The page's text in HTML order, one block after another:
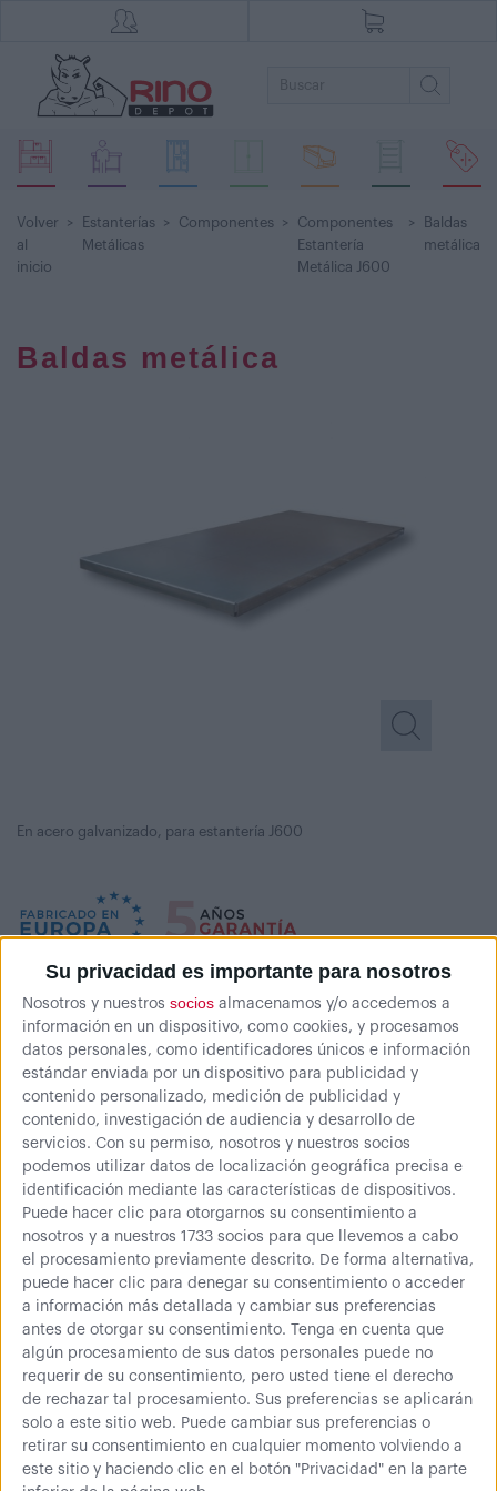
Su privacidad es importante para nosotros
Nosotros y nuestros socios almacenamos y/o accedemos a
información en un dispositivo, como cookies, y procesamos
datos personales, como identificadores únicos e información
estándar enviada por un dispositivo para publicidad y
contenido personalizado, medición de publicidad y
contenido, investigación de audiencia y desarrollo de
servicios. Con su permiso, nosotros y nuestros socios
podemos utilizar datos de localización geográfica precisa e
identificación mediante las características de dispositivos.
Puede hacer clic para otorgarnos su consentimiento a
nosotros y a nuestros 1733 socios para que llevemos a cabo
el procesamiento previamente descrito. De forma alternativa,
puede hacer clic para denegar su consentimiento o acceder
a información más detallada y cambiar sus preferencias
antes de otorgar su consentimiento. Tenga en cuenta que
algún procesamiento de sus datos personales puede no
requerir de su consentimiento, pero usted tiene el derecho
de rechazar tal procesamiento. Sus preferencias se aplicarán
solo a este sitio web. Puede cambiar sus preferencias o
retirar su consentimiento en cualquier momento volviendo a
este sitio y haciendo clic en el botón "Privacidad" en la parte
Volver
al
inicio
>
Estanterías
Metálicas
> Componentes >
Componentes
Estantería
Metálica J600
>
Baldas
metálica
Baldas metálica
En acero galvanizado, para estantería J600
Configura tu producto
Fondo
300 mm 450 mm 600 mm 750 mm 900 mm
1000 mm
00,00€ Comprar
0 € (IVA inc.)
Más información